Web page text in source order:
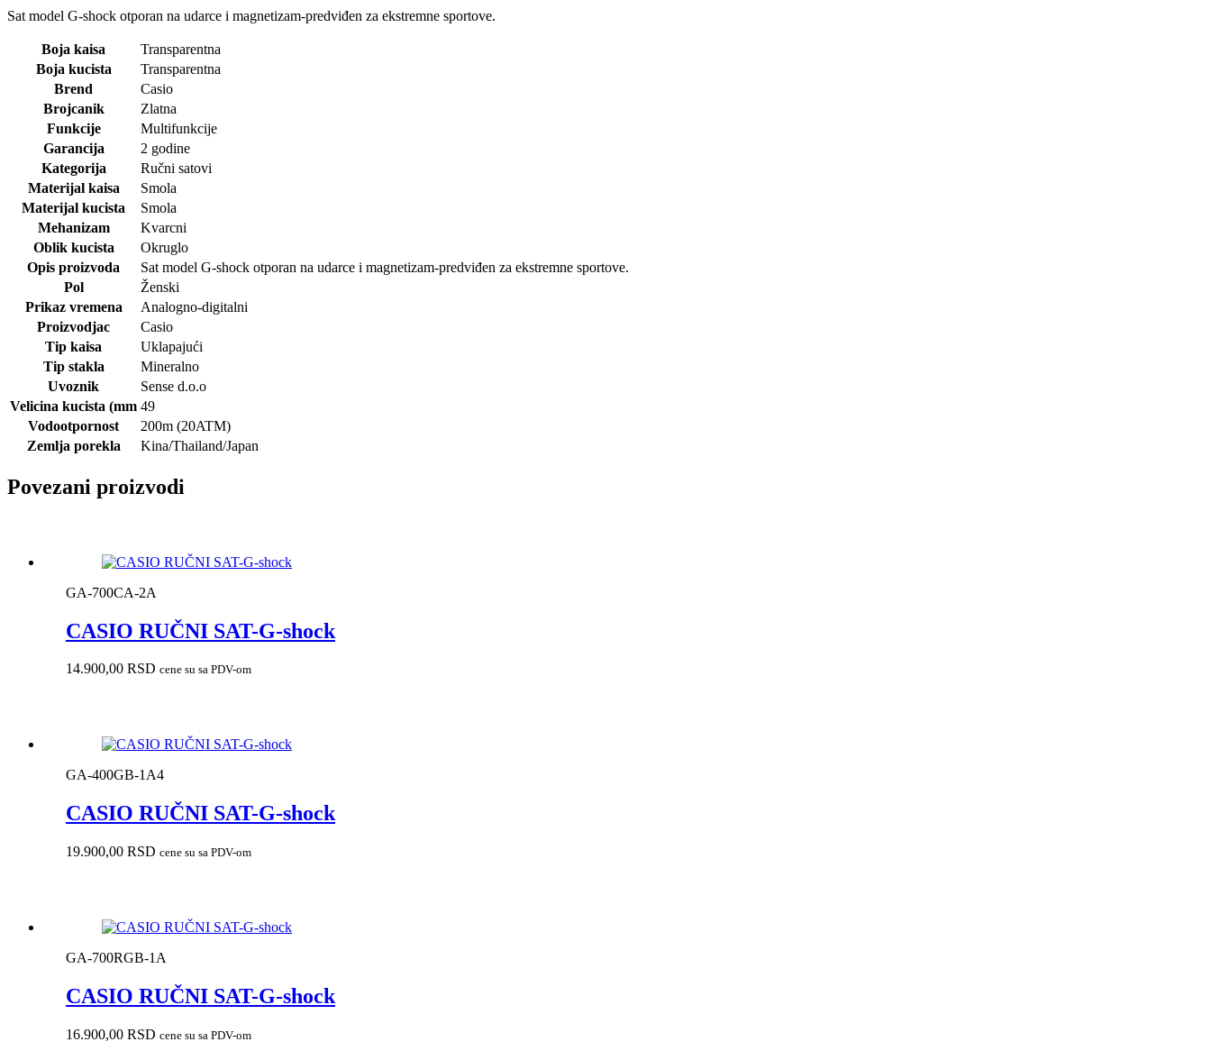
Sat model G-shock otporan na udarce i magnetizam-predviđen za ekstremne sportove.
Boja kaisa
Transparentna
Boja kucista
Transparentna
Brend
Casio
Brojcanik
Zlatna
Funkcije
Multifunkcije
Garancija
2 godine
Kategorija
Ručni satovi
Materijal kaisa
Smola
Materijal kucista
Smola
Mehanizam
Kvarcni
Oblik kucista
Okruglo
Opis proizvoda
Sat model G-shock otporan na udarce i magnetizam-predviđen za ekstremne sportove.
Pol
Ženski
Prikaz vremena
Analogno-digitalni
Proizvodjac
Casio
Tip kaisa
Uklapajući
Tip stakla
Mineralno
Uvoznik
Sense d.o.o
Velicina kucista (mm 49
Vodootpornost
200m (20ATM)
Zemlja porekla
Kina/Thailand/Japan
Povezani proizvodi
GA-700CA-2A
CASIO RUČNI SAT-G-shock
14.900,00 RSD cene su sa PDV-om
GA-400GB-1A4
CASIO RUČNI SAT-G-shock
19.900,00 RSD cene su sa PDV-om
GA-700RGB-1A
CASIO RUČNI SAT-G-shock
16.900,00 RSD cene su sa PDV-om